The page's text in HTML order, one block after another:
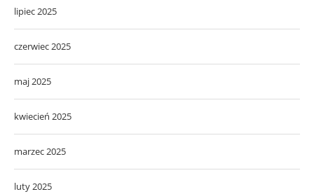
lipiec 2025
czerwiec 2025
maj 2025
kwiecień 2025
marzec 2025
luty 2025